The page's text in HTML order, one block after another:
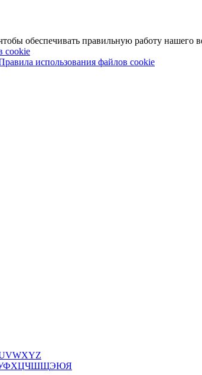
обеспечивать правильную работу нашего
cookie
использования файлов cookie
VWXYZ
ФХЦЧШЩЭЮЯ